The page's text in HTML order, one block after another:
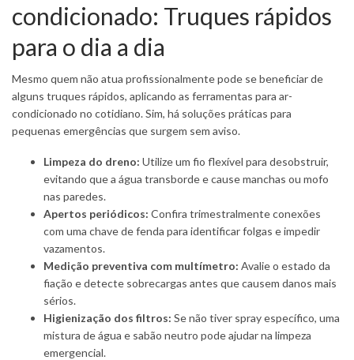
condicionado: Truques rápidos
para o dia a dia
Mesmo quem não atua profissionalmente pode se beneficiar de
alguns truques rápidos, aplicando as ferramentas para ar-
condicionado no cotidiano. Sim, há soluções práticas para
pequenas emergências que surgem sem aviso.
Limpeza do dreno: Utilize um fio flexível para desobstruir,
evitando que a água transborde e cause manchas ou mofo
nas paredes.
Apertos periódicos: Confira trimestralmente conexões
com uma chave de fenda para identificar folgas e impedir
vazamentos.
Medição preventiva com multímetro: Avalie o estado da
fiação e detecte sobrecargas antes que causem danos mais
sérios.
Higienização dos filtros: Se não tiver spray específico, uma
mistura de água e sabão neutro pode ajudar na limpeza
emergencial.